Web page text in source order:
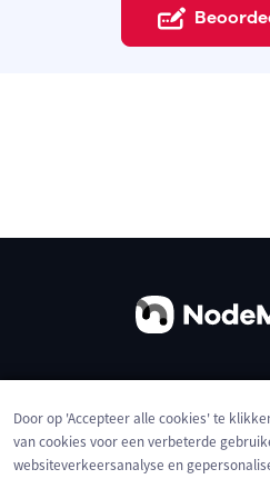
Privacybeleid
Door op 'Accepteer alle cookies' te
van cookies voor een verbeterde
websiteverkeersanalyse en